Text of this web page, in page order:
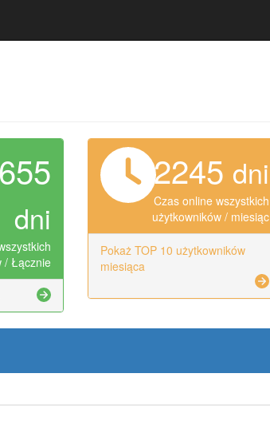
dni
/ Łącznie
2245 dni
Czas online wszystkich
użytkowników / miesiąc
Pokaż TOP 10 użytkowników
miesiąca